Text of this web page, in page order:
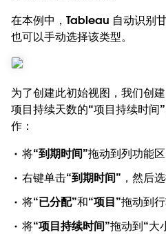
在本例中，Tableau 自动识别
也可以手动选择该类型。
为了创建此初始视图，我们创
项目持续天数的“项目持续时间
作：
将“到期时间”拖动到列功能区
右键单击“到期时间”，然后
将“已分配”和“项目”拖动到行
将“项目持续时间”拖动到“大